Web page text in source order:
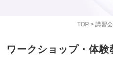
TOP> 講習
ワークショップ・体験